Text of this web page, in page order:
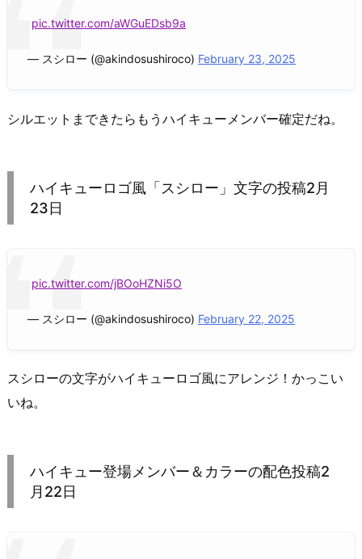
pic.twitter.com/aWGuEDsb9a
— スシロー (@akindosushiroco) February 23, 2025
シルエットまできたらもうハイキューメンバー確定だね。
ハイキューロゴ風「スシロー」文字の投稿2月
23日
pic.twitter.com/jBOoHZNi5O
— スシロー (@akindosushiroco) February 22, 2025
スシローの文字がハイキューロゴ風にアレンジ！かっこい
いね。
ハイキュー登場メンバー＆カラーの配色投稿2
月22日